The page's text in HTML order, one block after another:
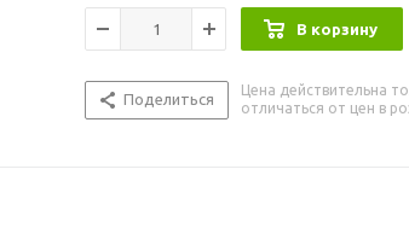
В корзину
Поделиться
Цена действительна
отличаться от цен в